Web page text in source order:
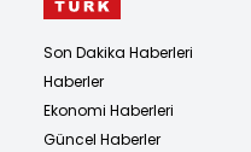
Son Dakika Haberleri
Haberler
Ekonomi Haberleri
Güncel Haberler